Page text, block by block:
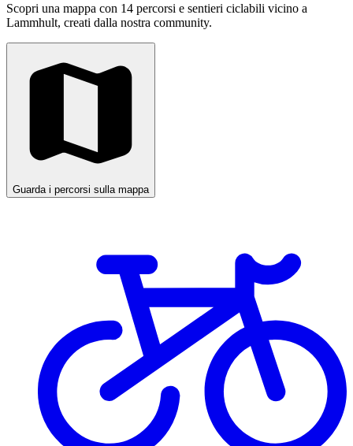
Scopri una mappa con 14 percorsi e sentieri ciclabili vicino a
Lammhult, creati dalla nostra community.
Guarda i percorsi sulla mappa